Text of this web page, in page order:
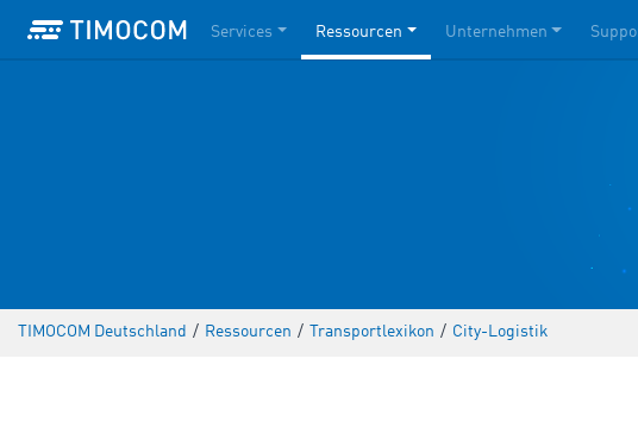
Services Ressourcen Unternehmen
TIMOCOM Deutschland / Ressourcen / Transportlexikon / City-Logistik